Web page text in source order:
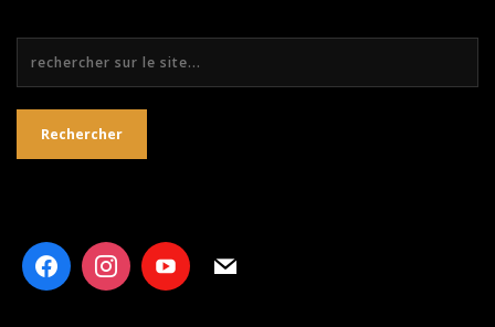
Rechercher